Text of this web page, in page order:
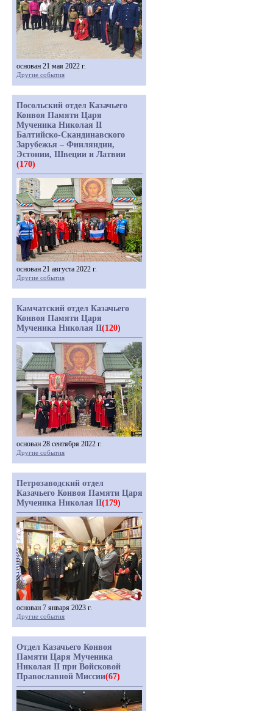
основан 21 мая 2022 г.
Другие события
Посольский отдел Казачьего
Конвоя Памяти Царя
Мученика Николая II
Балтийско-Скандинавского
Зарубежья – Финляндии,
Эстонии, Швеции и Латвии
(170)
основан 21 августа 2022 г.
Другие события
Камчатский отдел Казачьего
Конвоя Памяти Царя
Мученика Николая II(120)
основан 28 сентября 2022 г.
Другие события
Петрозаводский отдел
Казачьего Конвоя Памяти Царя
Мученика Николая II(179)
основан 7 января 2023 г.
Другие события
Отдел Казачьего Конвоя
Памяти Царя Мученика
Николая II при Войсковой
Православной Миссии(67)